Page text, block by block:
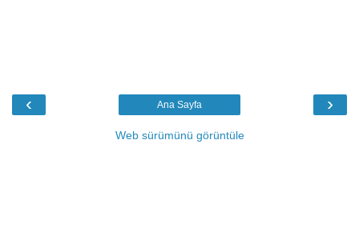
‹ ›
Ana Sayfa
Web sürümünü görüntüle